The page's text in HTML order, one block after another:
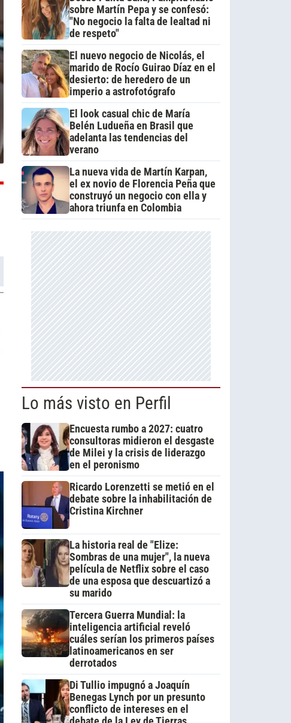
sobre Martín Pepa y se confesó:
"No negocio la falta de lealtad ni
de respeto"
El nuevo negocio de Nicolás, el
marido de Rocío Guirao Díaz en el
desierto: de heredero de un
imperio a astrofotógrafo
El look casual chic de María
Belén Ludueña en Brasil que
adelanta las tendencias del
verano
La nueva vida de Martín Karpan,
el ex novio de Florencia Peña que
construyó un negocio con ella y
ahora triunfa en Colombia
Lo más visto en Perfil
Encuesta rumbo a 2027: cuatro
consultoras midieron el desgaste
de Milei y la crisis de liderazgo
en el peronismo
Ricardo Lorenzetti se metió en el
debate sobre la inhabilitación de
Cristina Kirchner
La historia real de "Elize:
Sombras de una mujer", la nueva
película de Netflix sobre el caso
de una esposa que descuartizó a
su marido
Tercera Guerra Mundial: la
inteligencia artificial reveló
cuáles serían los primeros países
latinoamericanos en ser
derrotados
Di Tullio impugnó a Joaquín
Benegas Lynch por un presunto
conflicto de intereses en el